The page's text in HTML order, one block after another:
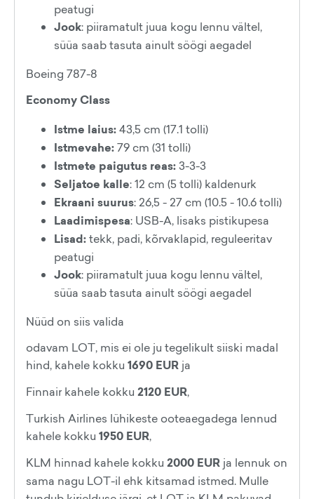
peatugi
Jook: piiramatult juua kogu lennu vältel,
süüa saab tasuta ainult söögi aegadel
Boeing 787-8
Economy Class
Istme laius:43,5 cm (17.1 tolli)
Istmevahe:79 cm (31 tolli)
Istmete paigutus reas:3-3-3
Seljatoe kalle: 12 cm (5 tolli) kaldenurk
Ekraani suurus: 26,5 - 27 cm (10.5 - 10.6 tolli)
Laadimispesa: USB-A, lisaks pistikupesa
Lisad:tekk, padi, kõrvaklapid, reguleeritav
peatugi
Jook: piiramatult juua kogu lennu vältel,
süüa saab tasuta ainult söögi aegadel
Nüüd on siis valida
odavam LOT, mis ei ole ju tegelikult siiski madal
hind, kahele kokku 1690 EUR ja
Finnair kahele kokku 2120 EUR,
Turkish Airlines lühikeste ooteaegadega lennud
kahele kokku 1950 EUR,
KLM hinnad kahele kokku 2000 EUR ja lennuk on
sama nagu LOT-il ehk kitsamad istmed. Mulle